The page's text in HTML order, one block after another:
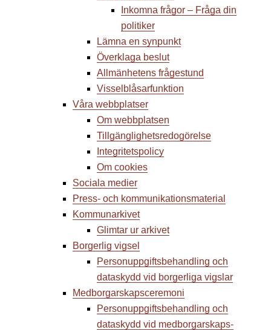
Inkomna frågor – Fråga din
politiker
Lämna en synpunkt
Överklaga beslut
Allmänhetens frågestund
Visselblåsarfunktion
Våra webbplatser
Om webbplatsen
Tillgänglighets­redogörelse
Integritetspolicy
Om cookies
Sociala medier
Press- och kommunikations­material
Kommunarkivet
Glimtar ur arkivet
Borgerlig vigsel
Personuppgiftsbehandling och
dataskydd vid borgerliga vigslar
Medborgarskapsceremoni
Personuppgiftsbehandling och
dataskydd vid medborgarskaps­